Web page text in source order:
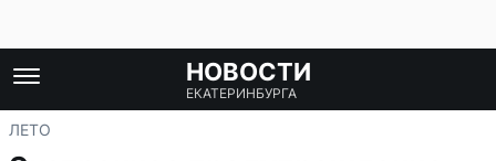
НОВОСТИ
ЕКАТЕРИНБУРГА
ЛЕТО